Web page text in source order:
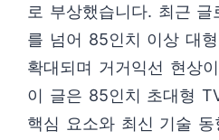
로 부상했습니다. 최근
를 넘어 85인치 이상 대
확대되며 거거익선 현상
이 글은 85인치 초대형
핵심 요소와 최신 기술